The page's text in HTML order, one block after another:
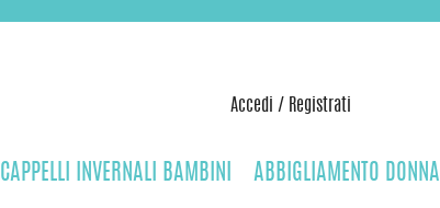
Accedi / Registrati
CAPPELLI INVERNALI BAMBINI ABBIGLIAMENTO DONNA